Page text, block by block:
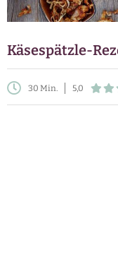
Käsespätzle-
30 Min. 5,0